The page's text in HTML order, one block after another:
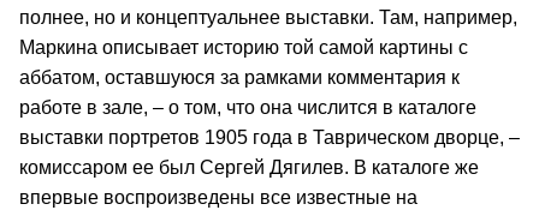
полнее, но и концептуальнее выставки. Там, например,
Маркина описывает историю той самой картины с
аббатом, оставшуюся за рамками комментария к
работе в зале, – о том, что она числится в каталоге
выставки портретов 1905 года в Таврическом дворце, –
комиссаром ее был Сергей Дягилев. В каталоге же
впервые воспроизведены все известные на